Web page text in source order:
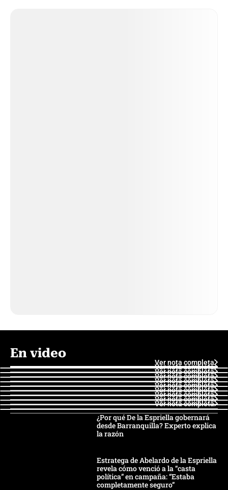
En video
Ver nota completa
Ver nota completa
Ver nota completa
Ver nota completa
Ver nota completa
Ver nota completa
Ver nota completa
Ver nota completa
Ver nota completa
Ver nota completa
¿Por qué De la Espriella gobernará
desde Barranquilla? Experto explica
la razón
Estratega de Abelardo de la Espriella
revela cómo venció a la “casta
política” en campaña: “Estaba
completamente seguro”